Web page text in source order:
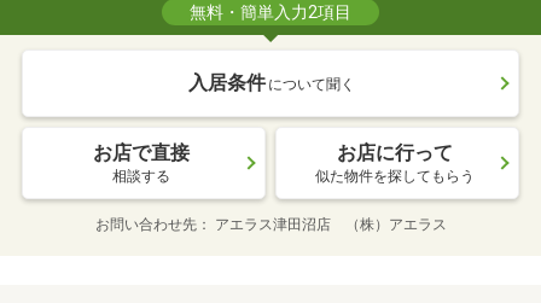
無料・簡単入力2項目
入居条件 について聞く
お店で直接
相談する
お店に行って
似た物件を探してもらう
お問い合わせ先 アエラス津田沼店 （株）アエラス